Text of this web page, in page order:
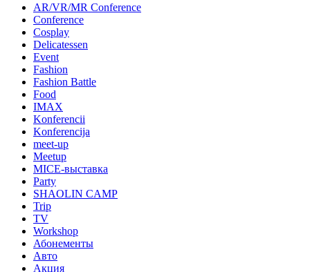
AR/VR/MR Conference
Conference
Cosplay
Delicatessen
Event
Fashion
Fashion Battle
Food
IMAX
Konferencii
Konferencija
meet-up
Meetup
MICE-выставка
Party
SHAOLIN CAMP
Trip
TV
Workshop
Абонементы
Авто
Акция